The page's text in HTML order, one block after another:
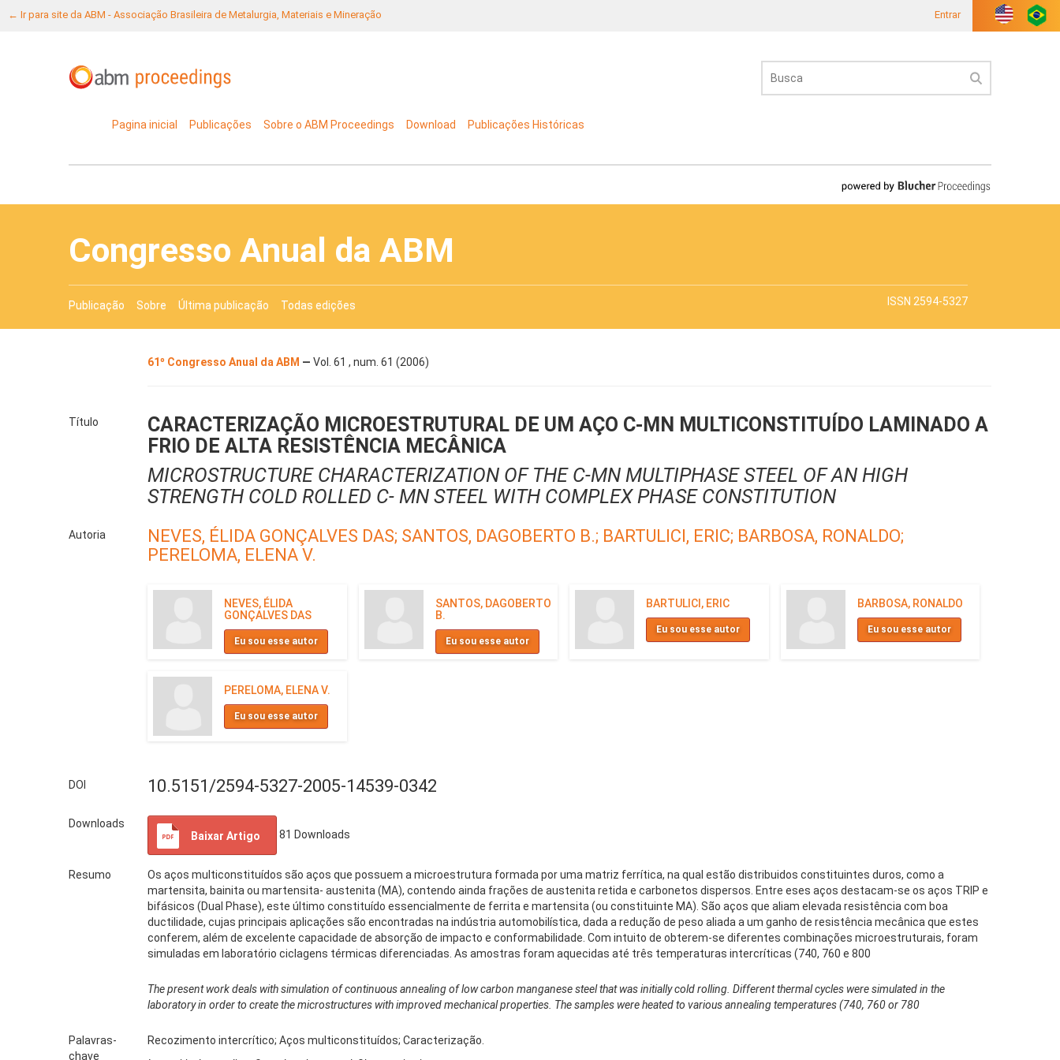
← Ir para site da ABM - Associação Brasileira de Metalurgia, Materiais e Mineração Entrar
Pagina inicial Publicações Sobre o ABM Proceedings Download Publicações Históricas
Congresso Anual da ABM
Publicação Sobre Última publicação Todas edições ISSN 2594-5327
61º Congresso Anual da ABM — Vol. 61 , num. 61 (2006)
Título
CARACTERIZAÇÃO MICROESTRUTURAL DE UM AÇO C-MN MULTICONSTITUÍDO LAMINADO A
FRIO DE ALTA RESISTÊNCIA MECÂNICA
MICROSTRUCTURE CHARACTERIZATION OF THE C-MN MULTIPHASE STEEL OF AN HIGH
STRENGTH COLD ROLLED C- MN STEEL WITH COMPLEX PHASE CONSTITUTION
Autoria NEVES, ÉLIDA GONÇALVES DAS; SANTOS, DAGOBERTO B.; BARTULICI, ERIC; BARBOSA, RONALDO;
PERELOMA, ELENA V.
NEVES, ÉLIDA
GONÇALVES DAS
Eu sou esse autor
SANTOS, DAGOBERTO
B.
Eu sou esse autor
BARTULICI, ERIC
Eu sou esse autor
BARBOSA, RONALDO
Eu sou esse autor
PERELOMA, ELENA V.
Eu sou esse autor
DOI 10.5151/2594-5327-2005-14539-0342
Downloads
Baixar Artigo
81 Downloads
Resumo
Os aços multiconstituídos são aços que possuem a microestrutura formada por uma matriz ferrítica, na qual estão distribuidos constituintes duros, como a
martensita, bainita ou martensita- austenita (MA), contendo ainda frações de austenita retida e carbonetos dispersos. Entre eses aços destacam-se os aços TRIP e
bifásicos (Dual Phase), este último constituído essencialmente de ferrita e martensita (ou constituinte MA). São aços que aliam elevada resistência com boa
ductilidade, cujas principais aplicações são encontradas na indústria automobilística, dada a redução de peso aliada a um ganho de resistência mecânica que estes
conferem, além de excelente capacidade de absorção de impacto e conformabilidade. Com intuito de obterem-se diferentes combinações microestruturais, foram
simuladas em laboratório ciclagens térmicas diferenciadas. As amostras foram aquecidas até três temperaturas intercríticas (740, 760 e 800
The present work deals with simulation of continuous annealing of low carbon manganese steel that was initially cold rolling. Different thermal cycles were simulated in the
laboratory in order to create the microstructures with improved mechanical properties. The samples were heated to various annealing temperatures (740, 760 or 780
Palavras-
chave
Recozimento intercrítico; Aços multiconstituídos; Caracterização.